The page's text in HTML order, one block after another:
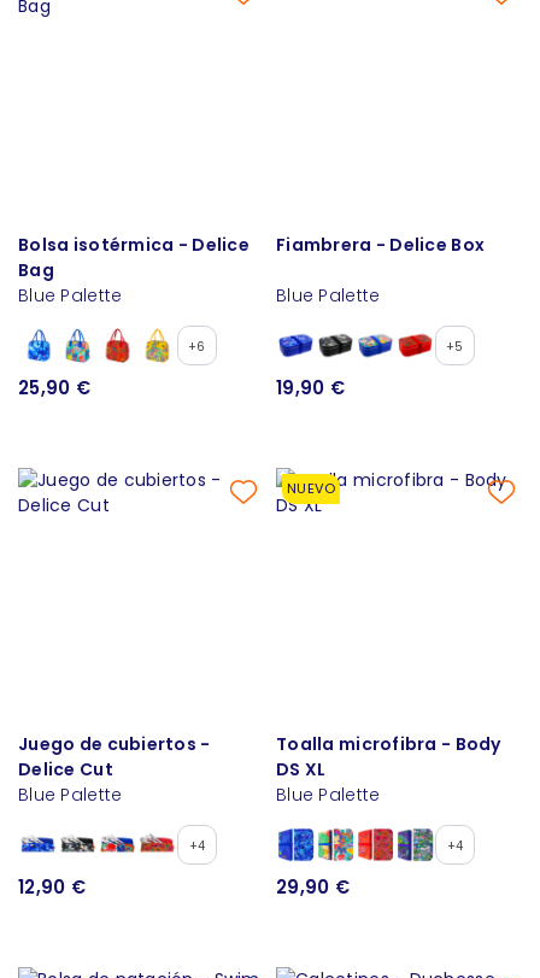
Bolsa isotérmica - Delice
Bag
Blue Palette
+6
25,90 €
Fiambrera - Delice Box
Blue Palette
+5
19,90 €
Juego de cubiertos -
Delice Cut
Blue Palette
+4
12,90 €
NUEVO
Toalla microfibra - Body
DS XL
Blue Palette
+4
29,90 €